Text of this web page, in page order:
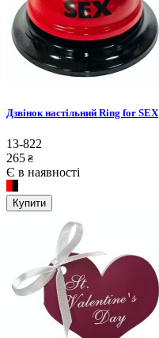
Дзвінок настільний Ring for SEX
13-822
265 ₴
Є в наявності
Купити